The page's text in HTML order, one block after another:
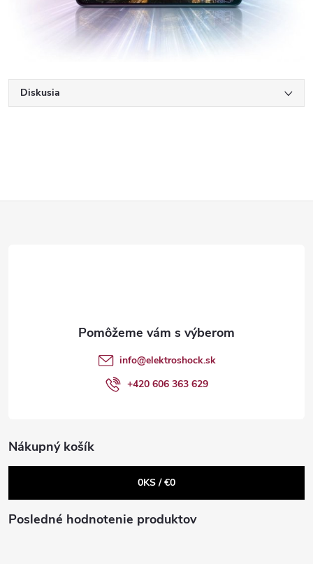
Diskusia
info@elektroshock.sk
+420 606 363 629
Nákupný košík
0KS /€0
Posledné hodnotenie produktov